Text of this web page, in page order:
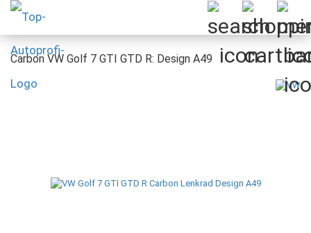
Carbon VW Golf 7 GTI GTD R: Design A49